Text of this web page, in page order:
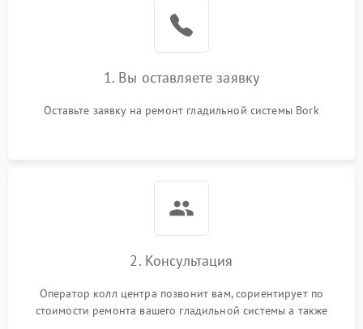
1. Вы оставляете заявку
Оставьте заявку на ремонт гладильной системы Bork
2. Консультация
Оператор колл центра позвонит вам, сориентирует по
стоимости ремонта вашего гладильной системы а также